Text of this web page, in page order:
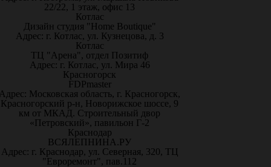
22/22, 1 этаж, офис 13
Котлас
Дизайн студия "Home Boutique"
Адрес: г. Котлас, ул. Кузнецова, д. 3
Котлас
ТЦ "Арена", отдел Позитиф
Адрес: г. Котлас, ул. Мира 46
Красногорск
FDPmaster
Московская область, г. Красногорск,
Красногорский р-н, Новорижское шоссе, 9
км от МКАД. Строительный двор
«Петровский», павильон Г-2
Краснодар
ВСЯЛЕПНИНА.РУ
Адрес: г. Краснодар, ул. Северная, 320, ТЦ
"Евроремонт", пав.112